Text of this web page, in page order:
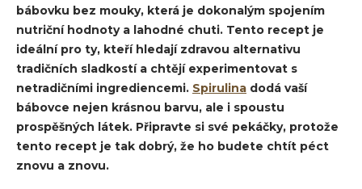
bábovku bez mouky, která je dokonalým spojením
nutriční hodnoty a lahodné chuti. Tento recept je
ideální pro ty, kteří hledají zdravou alternativu
tradičních sladkostí a chtějí experimentovat s
netradičními ingrediencemi. Spirulina dodá vaší
bábovce nejen krásnou barvu, ale i spoustu
prospěšných látek. Připravte si své pekáčky, protože
tento recept je tak dobrý, že ho budete chtít péct
znovu a znovu.